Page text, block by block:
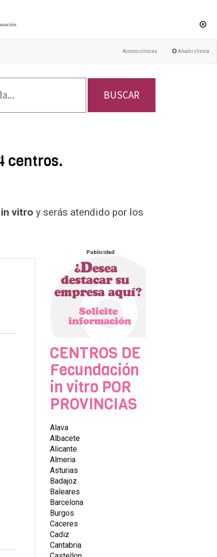
Acceso clínicas Añadir clínica
BUSCAR
centros.
vitro y serás atendido por los
Publicidad
CENTROS DE
Fecundación
in vitro POR
PROVINCIAS
Alava
Albacete
Alicante
Almeria
Asturias
Badajoz
Baleares
Barcelona
Burgos
Caceres
Cadiz
Cantabria